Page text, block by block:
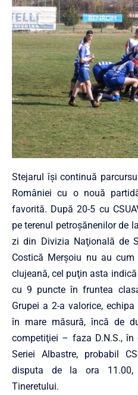
Stejarul îşi continuă
României cu o nouă
favorită. După 20-5 cu
pe terenul petroşănenilor de
zi din Divizia Naţională de
Costică Merşoiu nu au
clujeană, cel puţin asta
cu 9 puncte în fruntea
Grupei a 2-a valorice,
în mare măsură, încă de
competiţiei – faza D.N.S.,
Seriei Albastre, probabil
disputa de la ora 11.00,
Tineretului.